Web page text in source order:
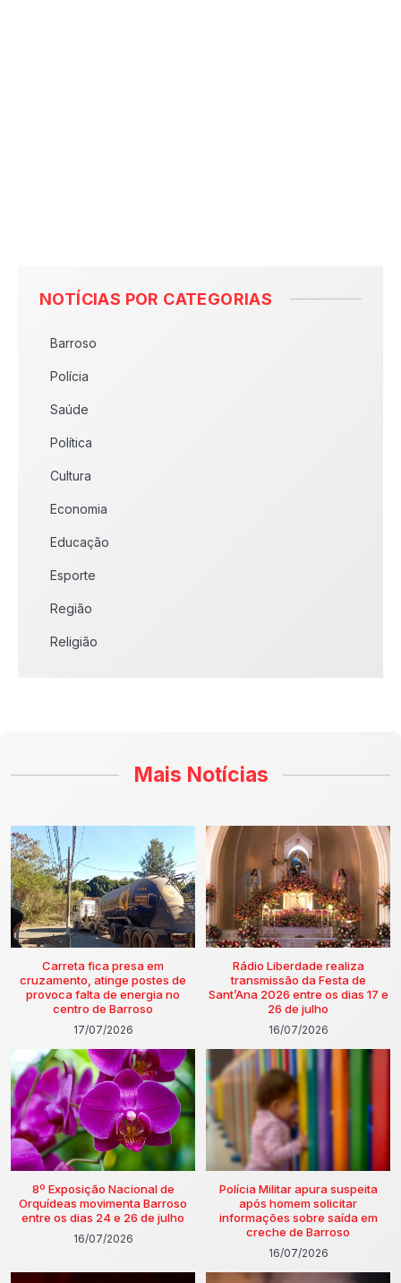
NOTÍCIAS POR CATEGORIAS
Barroso
Polícia
Saúde
Política
Cultura
Economia
Educação
Esporte
Região
Religião
Mais Notícias
Carreta fica presa em
cruzamento, atinge postes de
provoca falta de energia no
centro de Barroso
17/07/2026
Rádio Liberdade realiza
transmissão da Festa de
Sant’Ana 2026 entre os dias 17 e
26 de julho
16/07/2026
8º Exposição Nacional de
Orquídeas movimenta Barroso
entre os dias 24 e 26 de julho
16/07/2026
Polícia Militar apura suspeita
após homem solicitar
informações sobre saída em
creche de Barroso
16/07/2026